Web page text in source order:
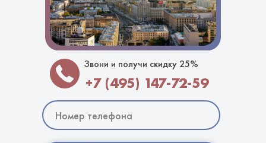
+7 (495) 147-72-59
Звони и получи скидку 25%